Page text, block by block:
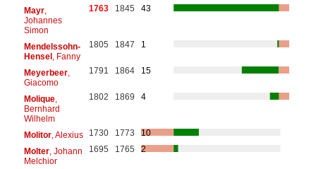
Mayr,
Johannes
Simon
1763 1845 43
Mendelssohn-
Hensel, Fanny
1805 1847 1
Meyerbeer,
Giacomo
1791 1864 15
Molique,
Bernhard
Wilhelm
1802 1869 4
Molitor, Alexius 1730 1773
10
Molter, Johann
Melchior
1695 1765 2